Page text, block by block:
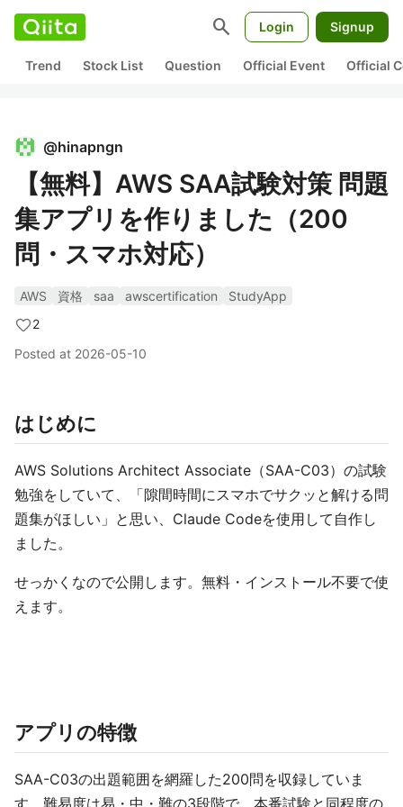
search Login Signup
Trend Stock List Question Official Event Official
@hinapngn
【無料】AWS SAA試験対策 問題
集アプリを作りました（200
問・スマホ対応）
AWS 資格 saa awscertification
StudyApp
2
Posted at 2026-05-10
はじめに
AWS Solutions Architect Associate（SAA-C03）の試験
勉強をしていて、「隙間時間にスマホでサクッと解ける問
題集がほしい」と思い、Claude Codeを使用して自作し
ました。
せっかくなので公開します。無料・インストール不要で使
えます。
アプリの特徴
SAA-C03の出題範囲を網羅した200問を収録していま
す。難易度は易・中・難の3段階で、本番試験と同程度の